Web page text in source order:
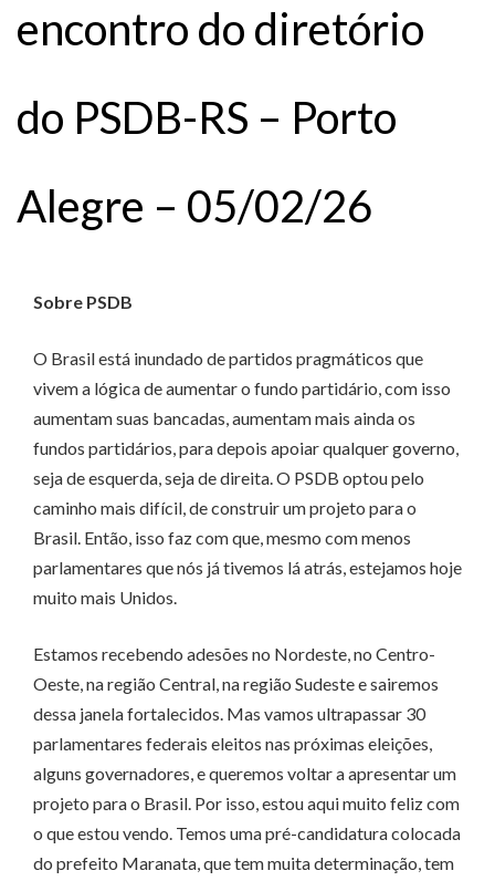
encontro do diretório
do PSDB-RS – Porto
Alegre – 05/02/26
Sobre PSDB
O Brasil está inundado de partidos pragmáticos que
vivem a lógica de aumentar o fundo partidário, com isso
aumentam suas bancadas, aumentam mais ainda os
fundos partidários, para depois apoiar qualquer governo,
seja de esquerda, seja de direita. O PSDB optou pelo
caminho mais difícil, de construir um projeto para o
Brasil. Então, isso faz com que, mesmo com menos
parlamentares que nós já tivemos lá atrás, estejamos hoje
muito mais Unidos.
Estamos recebendo adesões no Nordeste, no Centro-
Oeste, na região Central, na região Sudeste e sairemos
dessa janela fortalecidos. Mas vamos ultrapassar 30
parlamentares federais eleitos nas próximas eleições,
alguns governadores, e queremos voltar a apresentar um
projeto para o Brasil. Por isso, estou aqui muito feliz com
o que estou vendo. Temos uma pré-candidatura colocada
do prefeito Maranata, que tem muita determinação, tem